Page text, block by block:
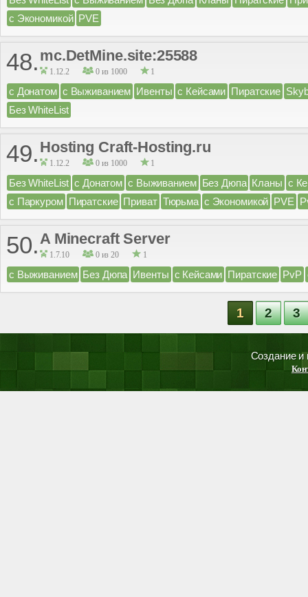
с Экономикой PVE
48. mc.DetMine.site:25588
1.12.2 0 из 1000 1
с Донатом с Выживанием Ивенты с Кейсами Пиратские
Без WhiteList
49. Hosting Craft-Hosting.ru
1.12.2 0 из 1000 1
Без WhiteList с Донатом с Выживанием Без Дюпа Кланы с
с Паркуром Пиратские Приват Тюрьма с Экономикой PVE
50.A Minecraft Server
1.7.10 0 из 20 1
с Выживанием Без Дюпа Ивенты с Кейсами Пиратские PvP
1 2 3
Создание и